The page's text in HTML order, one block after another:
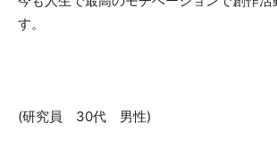
す。
(研究員 30代 男性)